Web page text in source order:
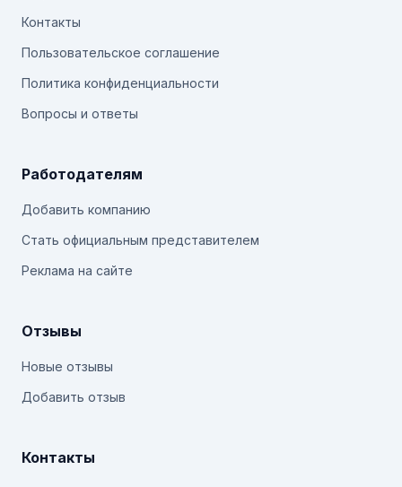
Контакты
Пользовательское соглашение
Политика конфиденциальности
Вопросы и ответы
Работодателям
Добавить компанию
Стать официальным представителем
Реклама на сайте
Отзывы
Новые отзывы
Добавить отзыв
Контакты